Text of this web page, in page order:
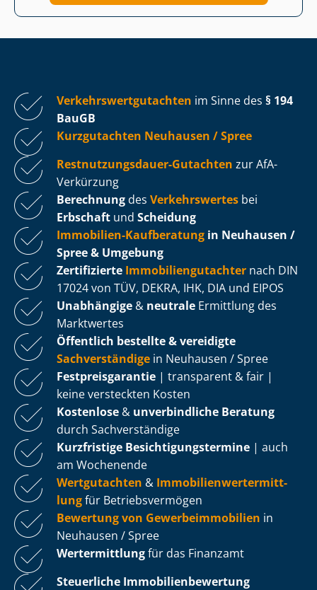
Ver­kehrs­wert­gut­ach­ten im Sinne des § 194
BauGB
Kurzgutachten Neuhausen / Spree
Rest­nut­zungs­dau­er-Gutachten zur AfA-
Verkürzung
Berechnung des Verkehrswertes bei
Erbschaft und Scheidung
Immobilien-Kaufberatung in Neuhausen /
Spree & Umgebung
Zertifizierte Im­mo­bi­li­en­gut­ach­ter nach DIN
17024 von TÜV, DEKRA, IHK, DIA und EIPOS
Unabhängige & neutrale Ermittlung des
Marktwertes
Öffentlich bestellte & vereidigte
Sachverständige in Neuhausen / Spree
Fest­preis­ga­ran­tie | transparent & fair |
keine versteckten Kosten
Kostenlose & unverbindliche Beratung
durch Sachverständige
Kurzfristige Be­sich­ti­gungs­ter­mi­ne | auch
am Wochenende
Wertgutachten & Im­mo­bi­li­en­wert­ermitt­
lungfür Be­triebs­ver­mö­gen
Bewertung von Ge­wer­be­im­mo­bi­li­en in
Neuhausen / Spree
Wertermittlungfür das Finanzamt
Steuerliche Im­mo­bi­li­en­be­wer­tung